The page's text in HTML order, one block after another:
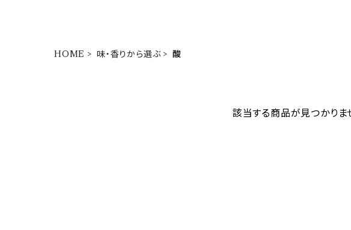
HOME 味・香りから選ぶ 酸
該当する商品が見つかりま